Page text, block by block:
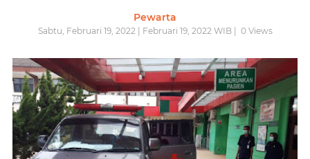
Pewarta
Sabtu, Februari 19, 2022 | Februari 19, 2022 WIB | 0Views